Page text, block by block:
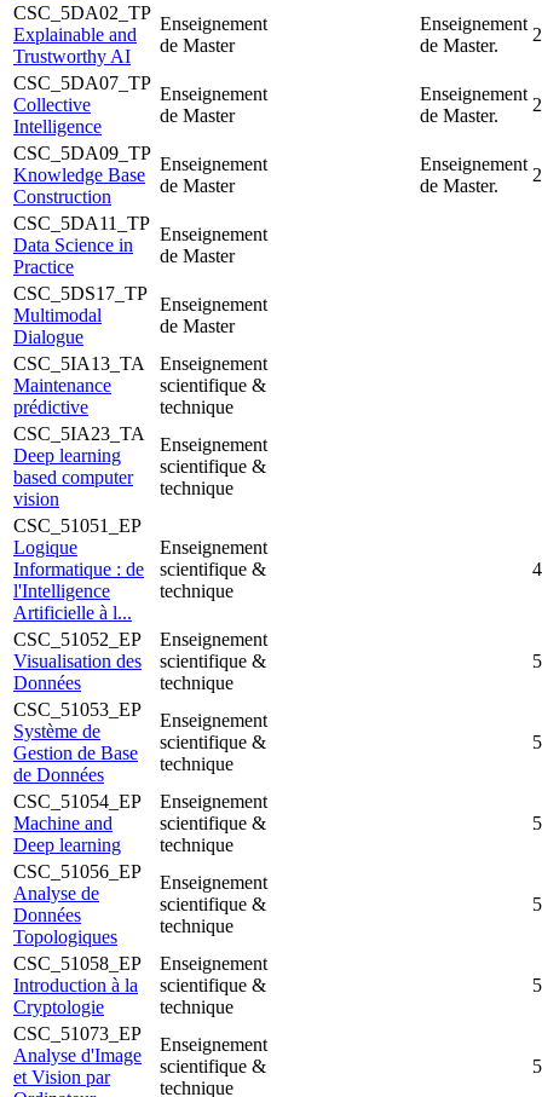
CSC_5DA02_TP
Explainable and
Trustworthy AI
Enseignement
de Master
Enseignement
de Master.
CSC_5DA07_TP
Collective
Intelligence
Enseignement
de Master
Enseignement
de Master.
CSC_5DA09_TP
Knowledge Base
Construction
Enseignement
de Master
Enseignement
de Master.
CSC_5DA11_TP
Data Science in
Practice
Enseignement
de Master
CSC_5DS17_TP
Multimodal
Dialogue
Enseignement
de Master
CSC_5IA13_TA
Maintenance
prédictive
Enseignement
scientifique &
technique
CSC_5IA23_TA
Deep learning
based computer
vision
Enseignement
scientifique &
technique
CSC_51051_EP
Logique
Informatique : de
l'Intelligence
Artificielle à l...
Enseignement
scientifique &
technique
4
CSC_51052_EP
Visualisation des
Données
Enseignement
scientifique &
technique
5
CSC_51053_EP
Système de
Gestion de Base
de Données
Enseignement
scientifique &
technique
5
CSC_51054_EP
Machine and
Deep learning
Enseignement
scientifique &
technique
5
CSC_51056_EP
Analyse de
Données
Topologiques
Enseignement
scientifique &
technique
5
CSC_51058_EP
Introduction à la
Cryptologie
Enseignement
scientifique &
technique
5
CSC_51073_EP
Analyse d'Image
et Vision par
Enseignement
scientifique &
technique
5